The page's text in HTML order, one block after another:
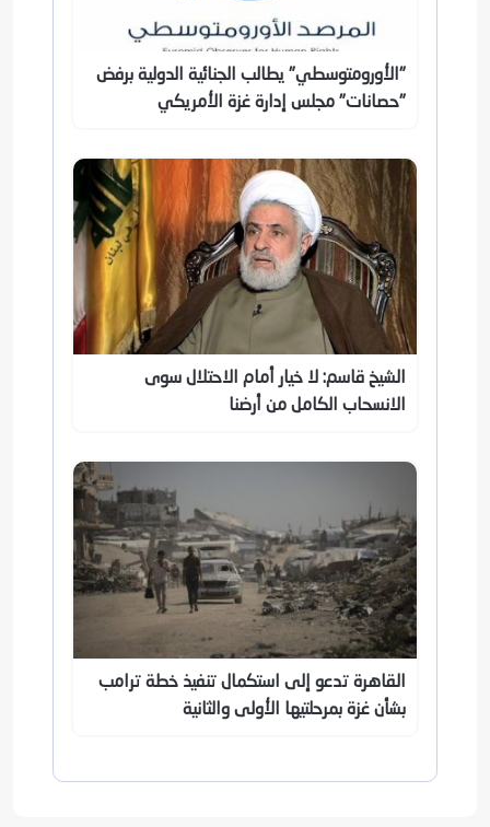
"الأورومتوسطي" يطالب الجنائية الدولية برفض
"حصانات" مجلس إدارة غزة الأمريكي
الشيخ قاسم: لا خيار أمام الاحتلال سوى
الانسحاب الكامل من أرضنا
القاهرة تدعو إلى استكمال تنفيذ خطة ترامب
بشأن غزة بمرحلتيها الأولى والثانية